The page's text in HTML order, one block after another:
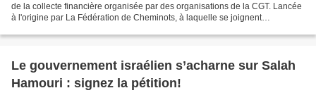
de la collecte financière organisée par des organisations de la CGT. Lancée
à l'origine par La Fédération de Cheminots, à laquelle se joignent
Le gouvernement israélien s’acharne sur Salah
Hamouri : signez la pétition!